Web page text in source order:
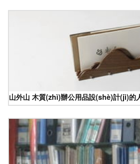
山外山 木質(zhì)辦公用品設(shè)計(jì)的